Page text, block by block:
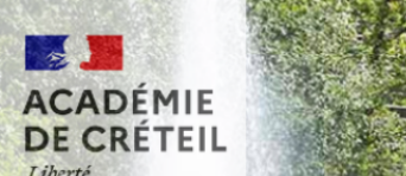
Aller
au
contenu